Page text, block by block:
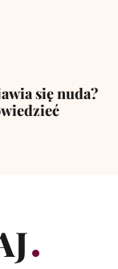
się nuda?